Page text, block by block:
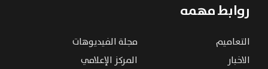
روابط مهمه
التعاميم
مجلة الفيديوهات
الاخبار
المركز الإعلامي